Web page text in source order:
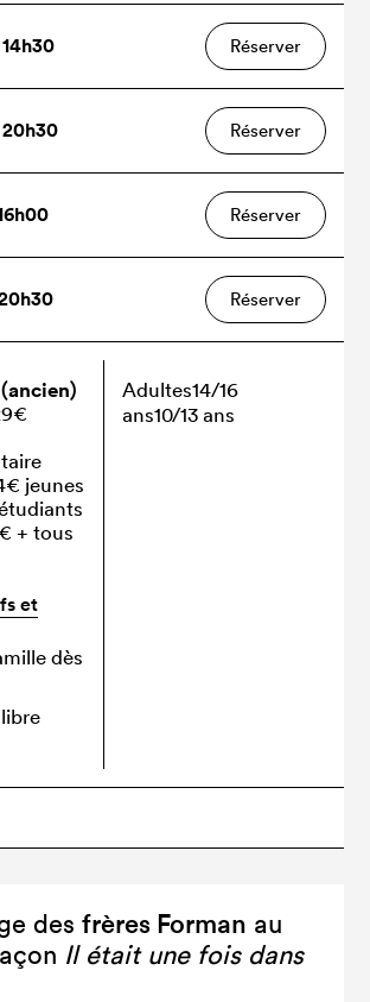
desfrères Forman au
Il était une fois dans
14h30 Réserver
20h30 Réserver
Réserver
Réserver
jeunes
+ tous
et
dès
Adultes14/16
ans10/13 ans